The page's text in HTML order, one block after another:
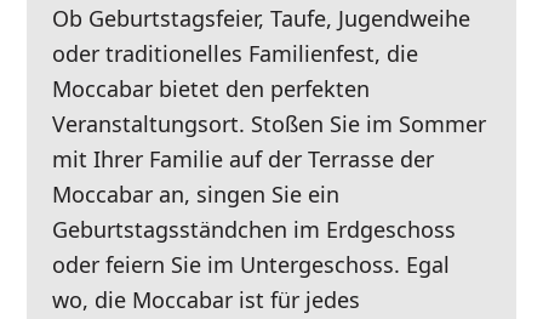
Ob Geburtstagsfeier, Taufe, Jugendweihe
oder traditionelles Familienfest, die
Moccabar bietet den perfekten
Veranstaltungsort. Stoßen Sie im Sommer
mit Ihrer Familie auf der Terrasse der
Moccabar an, singen Sie ein
Geburtstagsständchen im Erdgeschoss
oder feiern Sie im Untergeschoss. Egal
wo, die Moccabar ist für jedes